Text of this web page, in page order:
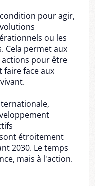
pour agir,
ou les
Cela permet aux
actions pour être
faire face aux
étroitement
2030. Le temps
mais à l'action.